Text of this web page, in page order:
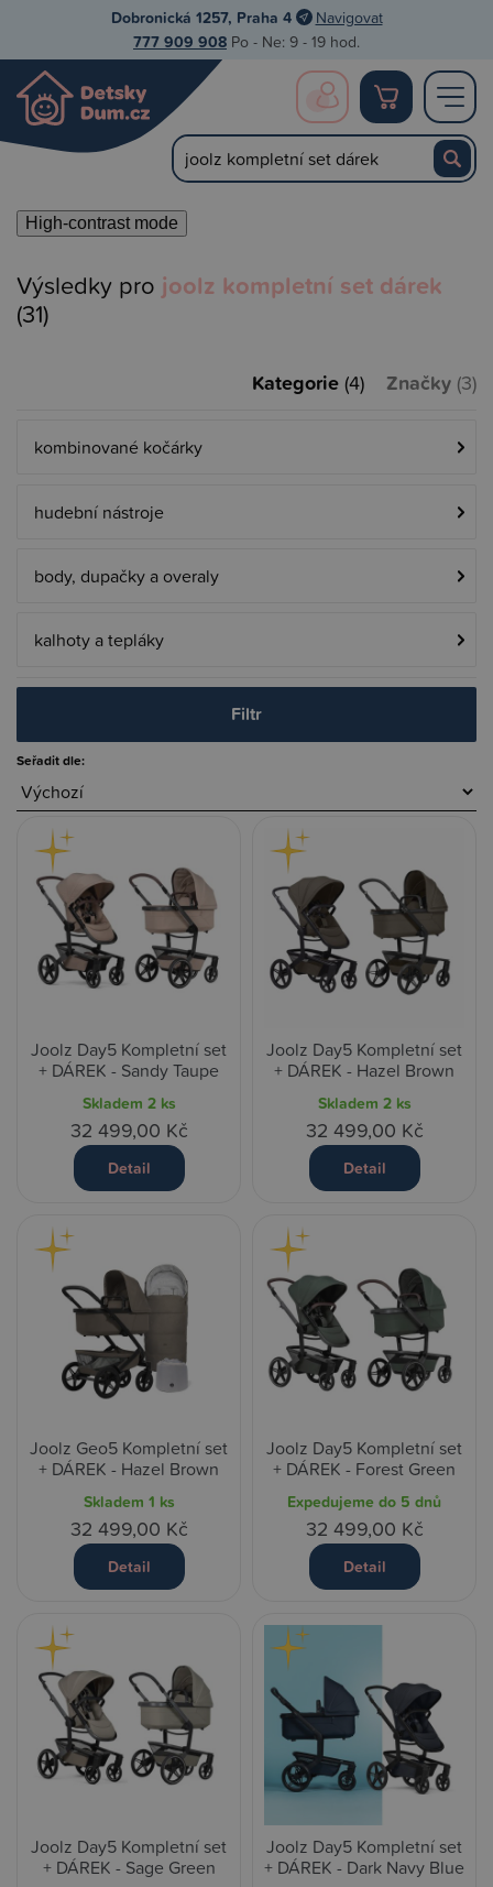
Dobronická 1257, Praha 4 Navigovat
777 909 908 Po - Ne: 9 - 19 hod.
High-contrast mode
Výsledky pro joolz kompletní set dárek
(31)
Kategorie (4) Značky (3)
kombinované kočárky
hudební nástroje
body, dupačky a overaly
kalhoty a tepláky
Filtr
Seřadit dle:
Joolz Day5 Kompletní set
+ DÁREK - Sandy Taupe
Skladem 2 ks
32 499,00 Kč
Detail
Joolz Day5 Kompletní set
+ DÁREK - Hazel Brown
Skladem 2 ks
32 499,00 Kč
Detail
Joolz Geo5 Kompletní set
+ DÁREK - Hazel Brown
Skladem 1 ks
32 499,00 Kč
Detail
Joolz Day5 Kompletní set
+ DÁREK - Forest Green
Expedujeme do 5 dnů
32 499,00 Kč
Detail
Joolz Day5 Kompletní set
+ DÁREK - Sage Green
Joolz Day5 Kompletní set
+ DÁREK - Dark Navy Blue